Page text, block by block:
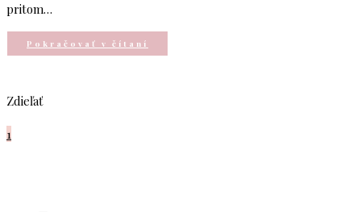
pritom…
Pokračovať v čítaní
Zdieľať
1